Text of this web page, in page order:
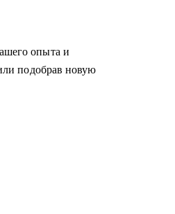
опыта и
подобрав новую